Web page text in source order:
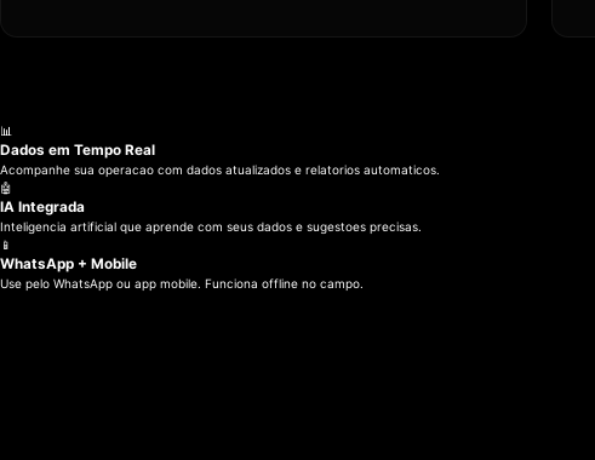
📊
Dados em Tempo Real
Acompanhe sua operacao com dados atualizados e relatorios automaticos.
🤖
IA Integrada
Inteligencia artificial que aprende com seus dados e sugestoes precisas.
📱
WhatsApp + Mobile
Use pelo WhatsApp ou app mobile. Funciona offline no campo.